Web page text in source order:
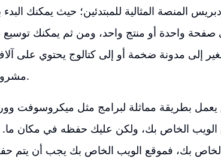
المنصة المثالية للمبتدئين؛ حيث يمكنك
واحدة أو منتج واحد، ومن ثم يمكنك توسيع
إلى مدونة ضخمة أو إلى كتالوج يحتوي على
مشروعك بلا حدود باستخدام ووردبريس.
بطريقة مماثلة لبرامج مثل ميكروسوفت
الويب الخاص بك، ولكن عليك حفظه في مكان ما.
الخاص بك، فموقع الويب الخاص بك يجب أن